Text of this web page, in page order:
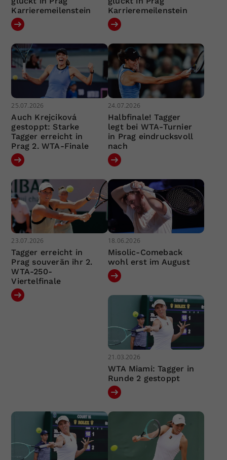
Karrieremeilenstein
Karrieremeilenstein
25.07.2026
Auch Krejciková
gestoppt: Starke
Tagger erreicht in
Prag 2. WTA-Finale
24.07.2026
Halbfinale! Tagger
legt bei WTA-Turnier
in Prag eindrucksvoll
nach
23.07.2026
Tagger erreicht in
Prag souverän ihr 2.
WTA-250-
Viertelfinale
18.06.2026
Misolic-Comeback
wohl erst im August
21.03.2026
WTA Miami: Tagger in
Runde 2 gestoppt